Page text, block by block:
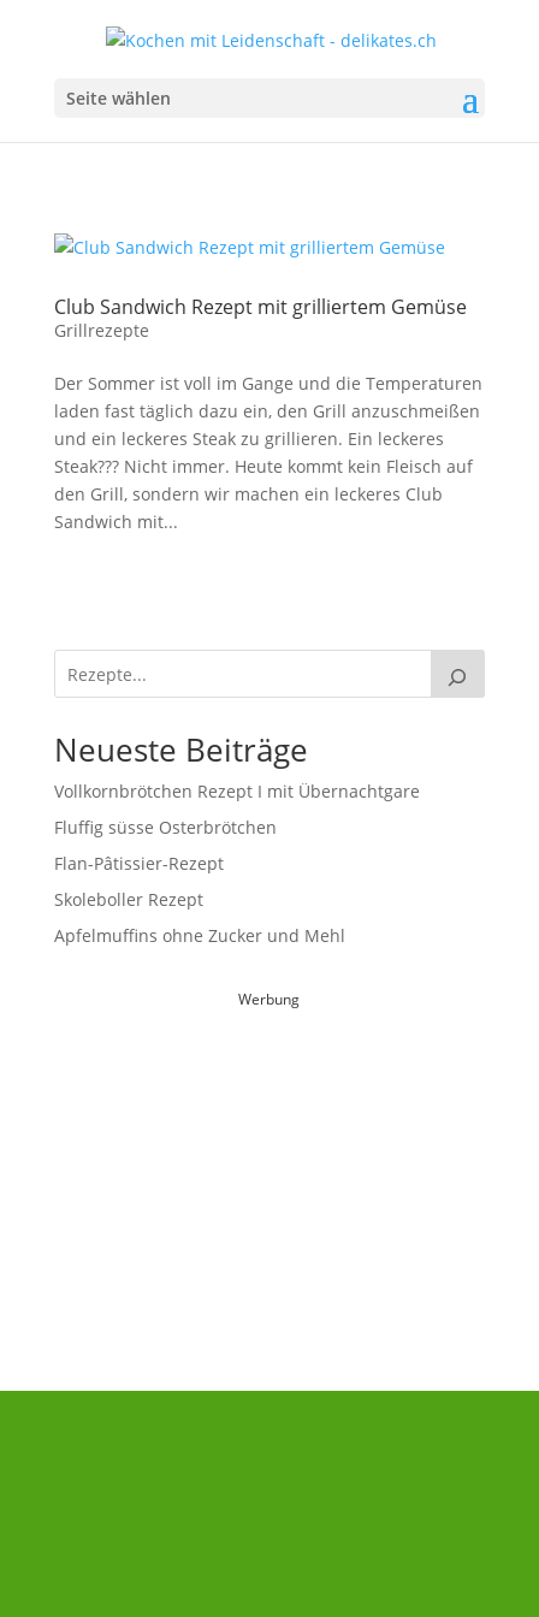
Seite wählen
Club Sandwich Rezept mit grilliertem Gemüse
Grillrezepte
Der Sommer ist voll im Gange und die Temperaturen
laden fast täglich dazu ein, den Grill anzuschmeißen
und ein leckeres Steak zu grillieren. Ein leckeres
Steak??? Nicht immer. Heute kommt kein Fleisch auf
den Grill, sondern wir machen ein leckeres Club
Sandwich mit...
Neueste Beiträge
Vollkornbrötchen Rezept I mit Übernachtgare
Fluffig süsse Osterbrötchen
Flan-Pâtissier-Rezept
Skoleboller Rezept
Apfelmuffins ohne Zucker und Mehl
Werbung